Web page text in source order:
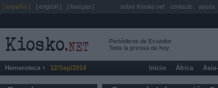
Periódicos de Ecuador
Toda la prensa de hoy
Hemeroteca 12/Sep/2014 Inicio África
[ español ] [ english ] [ français ] sobre Kiosko.net contacto ayuda